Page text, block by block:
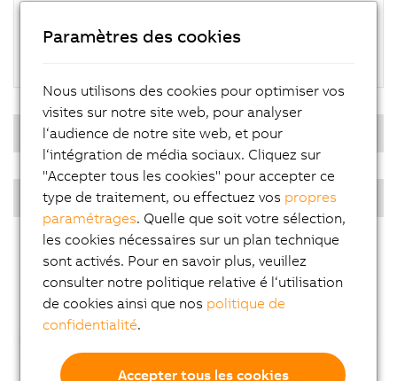
Automation Runtime Embedded
Système d'exploitation temps réel
PPC multi-touch - Diagonales
Paramètres des cookies
Nous utilisons des cookies pour optimiser vos
visites sur notre site web, pour analyser
l‘audience de notre site web, et pour
l‘intégration de média sociaux. Cliquez sur
"Accepter tous les cookies" pour accepter ce
type de traitement, ou effectuez vos propres
paramétrages. Quelle que soit votre sélection,
les cookies nécessaires sur un plan technique
sont activés. Pour en savoir plus, veuillez
consulter notre politique relative é l‘utilisation
de cookies ainsi que nos politique de
confidentialité.
Accepter tous les cookies